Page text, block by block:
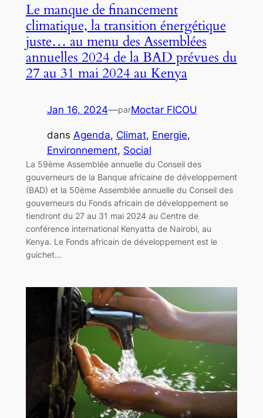
Le manque de financement
climatique, la transition énergétique
juste… au menu des Assemblées
annuelles 2024 de la BAD prévues du
27 au 31 mai 2024 au Kenya
Jan 16, 2024—parMoctar FICOU
dans Agenda, Climat, Energie
Environnement, Social
La 59ème Assemblée annuelle du Conseil des
gouverneurs de la Banque africaine de développement
(BAD) et la 50ème Assemblée annuelle du Conseil des
gouverneurs du Fonds africain de développement se
tiendront du 27 au 31 mai 2024 au Centre de
conférence international Kenyatta de Nairobi, au
Kenya. Le Fonds africain de développement est le
guichet…